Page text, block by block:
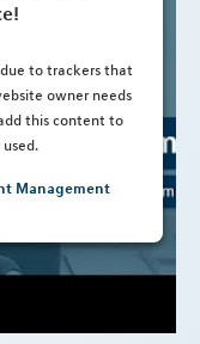
to trackers that
owner needs
this content to
Management